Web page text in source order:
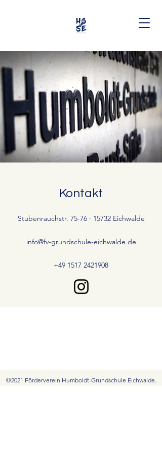
Kontakt
Stubenrauchstr. 75-76 · 15732 Eichwalde
info@fv-grundschule-eichwalde.de
+49 1517 2421908
©2021 Förderverein Humboldt-Grundschule Eichwalde.